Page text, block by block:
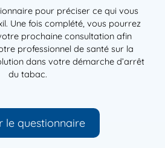
pour préciser ce qui vous
Une fois complété, vous pourrez
prochaine consultation afin
professionnel de santé sur la
dans votre démarche d’arrêt
du tabac.
le questionnaire